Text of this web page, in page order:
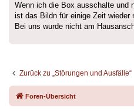
Wenn ich die Box ausschalte und
ist das Bildn für einige Zeit wieder
Bei uns wurde nicht am
Zurück zu „Störungen und Ausfälle“
Foren-Übersicht